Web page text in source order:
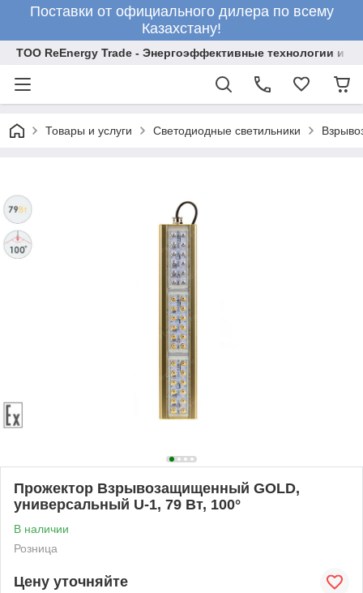
Поставки от официального дилера по всему
Казахстану!
ТОО ReEnergy Trade - Энергоэффективные технологии и
Товары и услуги Светодиодные светильники
Прожектор Взрывозащищенный GOLD,
универсальный U-1, 79 Вт, 100°
В наличии
Розница
Цену уточняйте